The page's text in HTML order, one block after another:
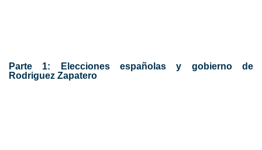
Parte 1: Elecciones españolas y gobierno de
Rodriguez Zapatero